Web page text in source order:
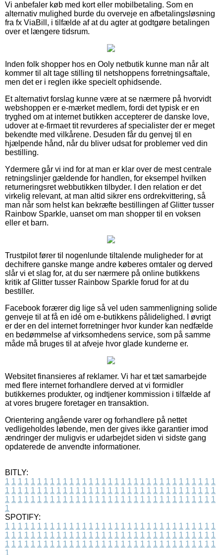
Vi anbefaler køb med kort eller mobilbetaling. Som en
alternativ mulighed burde du overveje en afbetalingsløsning
fra fx ViaBill, i tilfælde af at du agter at godtgøre betalingen
over et længere tidsrum.
Inden folk shopper hos en Ooly netbutik kunne man når alt
kommer til alt tage stilling til netshoppens forretningsaftale,
men det er i reglen ikke specielt ophidsende.
Et alternativt forslag kunne være at se nærmere på hvorvidt
webshoppen er e-mærket medlem, fordi det typisk er en
tryghed om at internet butikken accepterer de danske love,
udover at e-firmaet tit revurderes af specialister der er meget
bekendte med vilkårene. Desuden får du genvej til en
hjælpende hånd, når du bliver udsat for problemer ved din
bestilling.
Ydermere går vi ind for at man er klar over de mest centrale
retningslinjer gældende for handlen, for eksempel hvilken
returneringsret webbutikken tilbyder. I den relation er det
virkelig relevant, at man altid sikrer ens ordrekvittering, så
man når som helst kan bekræfte bestillingen af Glitter tusser
Rainbow Sparkle, uanset om man shopper til en voksen
eller et barn.
Trustpilot fører til nogenlunde tiltalende muligheder for at
dechifrere ganske mange andre køberes omtaler og derved
slår vi et slag for, at du ser nærmere på online butikkens
kritik af Glitter tusser Rainbow Sparkle forud for at du
bestiller.
Facebook forærer dig lige så vel uden sammenligning solide
genveje til at få en idé om e-butikkens pålidelighed. I øvrigt
er der en del internet forretninger hvor kunder kan nedfælde
en bedømmelse af virksomhedens service, som på samme
måde må bruges til at afveje hvor glade kunderne er.
Websitet finansieres af reklamer. Vi har et tæt samarbejde
med flere internet forhandlere derved at vi formidler
butikkernes produkter, og indtjener kommission i tilfælde af
at vores brugere foretager en transaktion.
Orientering angående varer og forhandlere på nettet
vedligeholdes løbende, men der gives ikke garantier imod
ændringer der muligvis er udarbejdet siden vi sidste gang
opdaterede de anvendte informationer.
BITLY:
1 1 1 1 1 1 1 1 1 1 1 1 1 1 1 1 1 1 1 1 1 1 1 1 1 1 1 1 1 1 1 1 1
1 1 1 1 1 1 1 1 1 1 1 1 1 1 1 1 1 1 1 1 1 1 1 1 1 1 1 1 1 1 1 1 1
1 1 1 1 1 1 1 1 1 1 1 1 1 1 1 1 1 1 1 1 1 1 1 1 1 1 1 1 1 1 1 1 1
1
SPOTIFY:
1 1 1 1 1 1 1 1 1 1 1 1 1 1 1 1 1 1 1 1 1 1 1 1 1 1 1 1 1 1 1 1 1
1 1 1 1 1 1 1 1 1 1 1 1 1 1 1 1 1 1 1 1 1 1 1 1 1 1 1 1 1 1 1 1 1
1 1 1 1 1 1 1 1 1 1 1 1 1 1 1 1 1 1 1 1 1 1 1 1 1 1 1 1 1 1 1 1 1
1